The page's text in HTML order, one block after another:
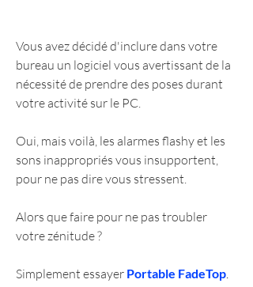
Vous avez décidé d'inclure dans votre
bureau un logiciel vous avertissant de la
nécessité de prendre des poses durant
votre activité sur le PC.
Oui, mais voilà, les alarmes flashy et les
sons inappropriés vous insupportent,
pour ne pas dire vous stressent.
Alors que faire pour ne pas troubler
votre zénitude ?
Simplement essayer Portable FadeTop